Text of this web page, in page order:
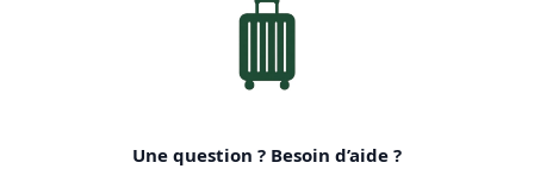
Une question ? Besoin d’aide ?